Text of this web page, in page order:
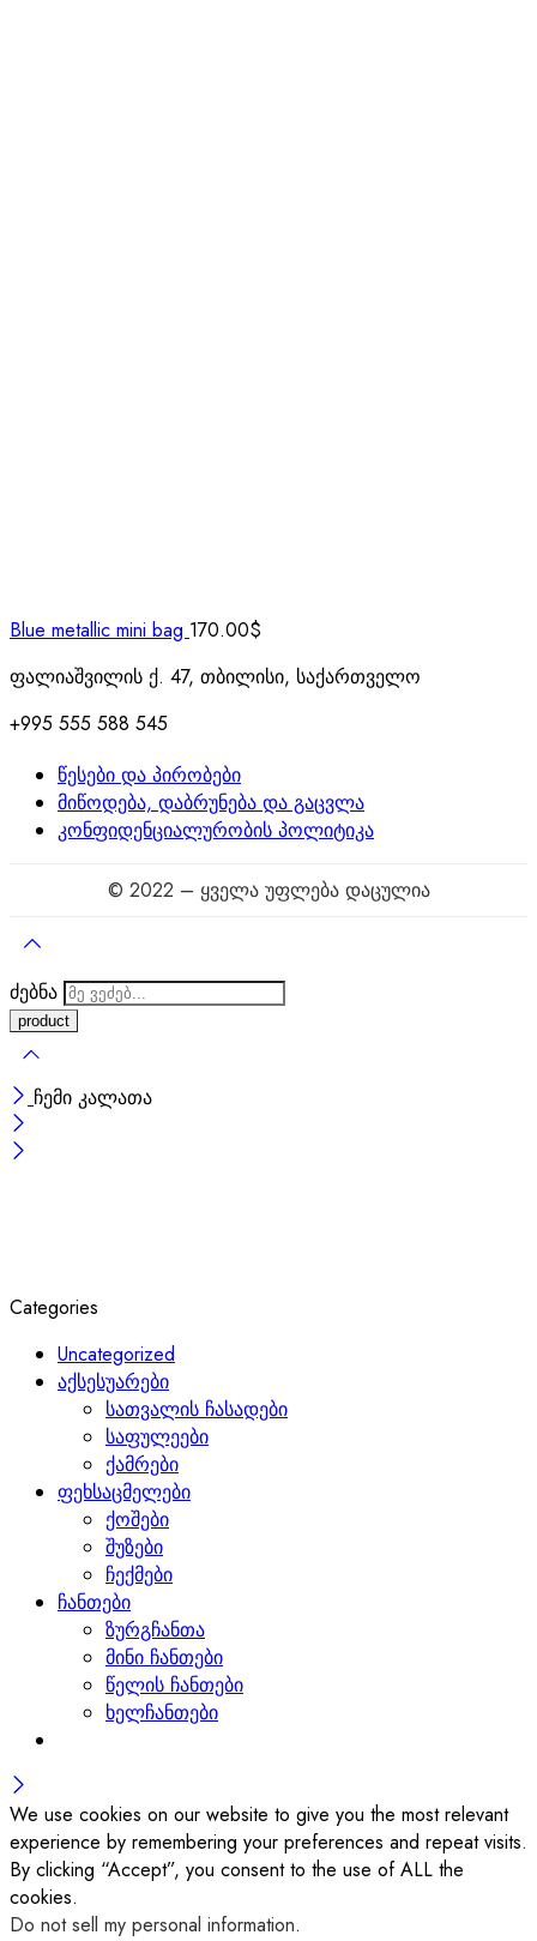
Blue metallic mini bag 170.00$
ფალიაშვილის ქ. 47, თბილისი, საქართველო
+995 555 588 545
წესები და პირობები
მიწოდება, დაბრუნება და გაცვლა
კონფიდენციალურობის პოლიტიკა
© 2022 – ყველა უფლება დაცულია
ძებნა
ჩემი კალათა
Categories
Uncategorized
აქსესუარები
სათვალის ჩასადები
საფულეები
ქამრები
ფეხსაცმელები
ქოშები
შუზები
ჩექმები
ჩანთები
ზურგჩანთა
მინი ჩანთები
წელის ჩანთები
ხელჩანთები
We use cookies on our website to give you the most relevant
experience by remembering your preferences and repeat visits.
By clicking “Accept”, you consent to the use of ALL the
cookies.
Do not sell my personal information.